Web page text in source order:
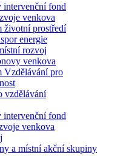
intervenční fond
venkova
životní prostředí
energie
rozvoj
venkova
Vzdělávání pro
vzdělávání
intervenční fond
venkova
a místní akční skupiny